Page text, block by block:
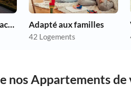
Appartements de vacances pas chers Adapté aux familles
42 Logements
nos Appartements de